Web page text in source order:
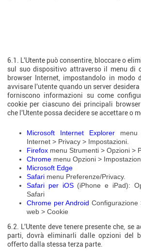
6.1. L'Utente può consentire, bloccare o
sul suo dispositivo attraverso il menu di
browser Internet, impostandolo in modo
avvisare l'utente quando un server
forniscono informazioni su come
cookie per ciascuno dei principali
che l'Utente possa decidere se accettare o
Microsoft Internet Explorermenu
Internet > Privacy > Impostazioni.
Firefox menu Strumenti > Opzioni >
Chrome menu Opzioni >
Microsoft Edge
Safari menu Preferenze/Privacy.
Safari per iOS(iPhone e iPad):
Safari
Chrome per Android Configurazione
web > Cookie
6.2. L'Utente deve tenere presente che, se
parti, dovrà eliminarli dalle opzioni del
offerto dalla stessa terza parte.